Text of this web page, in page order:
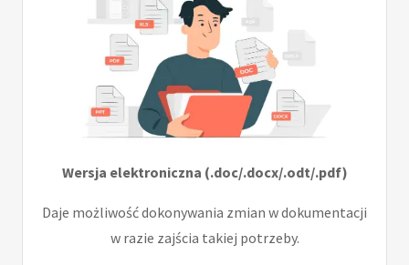
Wersja elektroniczna (.doc/.docx/.odt/.pdf)
Daje możliwość dokonywania zmian w dokumentacji
w razie zajścia takiej potrzeby.